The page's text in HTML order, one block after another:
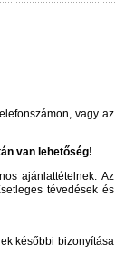
vagy az
van lehetőség!
ajánlattételnek. Az
tévedések és
későbbi bizonyítása